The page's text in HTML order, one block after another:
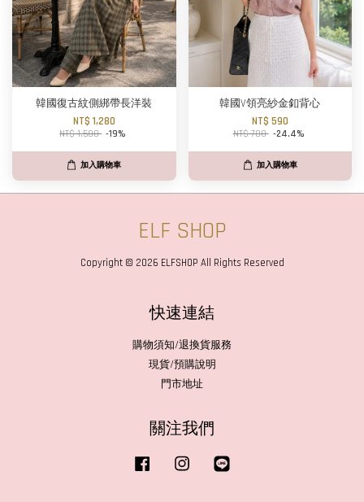
韓國復古紋側綁帶長洋裝
NT$ 1,280
NT$ 1,580 -19%
加入購物車
韓國V領亮紗金釦背心
NT$ 590
NT$ 780 -24.4%
加入購物車
ELF SHOP
Copyright © 2026 ELFSHOP All Rights Reserved
快速連結
購物須知/退換貨服務
現貨/預購說明
門市地址
關注我們
Facebook Instagram